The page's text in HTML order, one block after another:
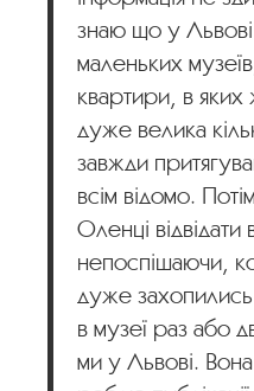
знаю що у
маленьких
квартири, в яких
дуже велика
завжди
всім відомо.
Оленці відвідати
непоспішаючи,
дуже
в музеї раз або
ми у Львові.